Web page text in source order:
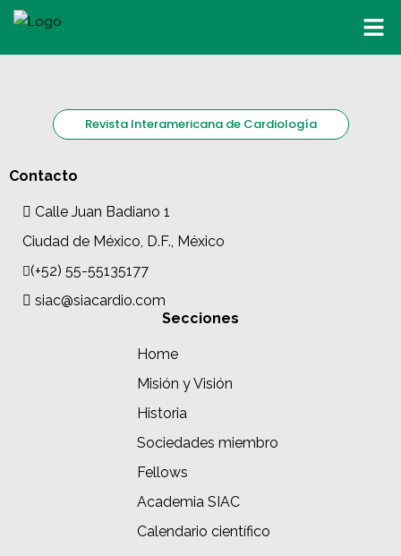
Revista Interamericana de Cardiología
Contacto
Calle Juan Badiano 1
Ciudad de México, D.F., México
(+52) 55-55135177
siac@siacardio.com
Secciones
Home
Misión y Visión
Historia
Sociedades miembro
Fellows
Academia SIAC
Calendario científico